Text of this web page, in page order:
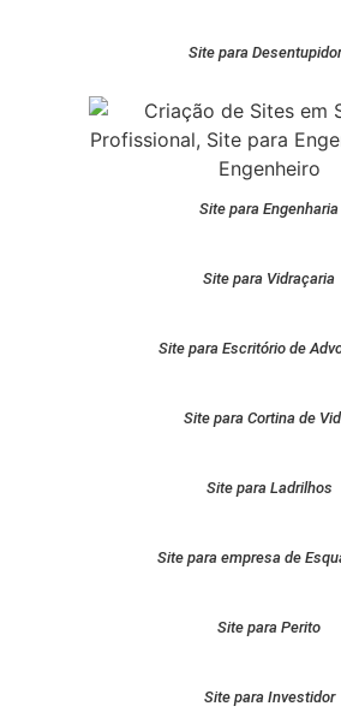
Site para
Site para Engenharia
Site para Vidraçaria
Site para Escritório de
Site para Cortina de
Site para Ladrilhos
Site para empresa de
Site para Perito
Site para Investidor